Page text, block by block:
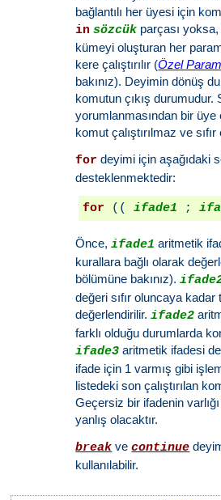
bağlantılı her üyesi için
in sözcük parçası yoksa,
kümeyi oluşturan her
kere çalıştırılır (Özel
bakınız). Deyimin dönüş
komutun çıkış durumudur.
yorumlanmasından bir
komut çalıştırılmaz ve
for deyimi için aşağıdaki
desteklenmektedir:
for (( ifade1 ;
Önce,ifade1 aritmetik
kurallara bağlı olarak
bölümüne bakınız).
değeri sıfır oluncaya
değerlendirilir.ifade2
farklı olduğu durumlarda
ifade3 aritmetik ifadesi
ifade için 1 varmış gibi
listedeki son çalıştırılan
Geçersiz bir ifadenin
yanlış olacaktır.
break vecontinue
kullanılabilir.